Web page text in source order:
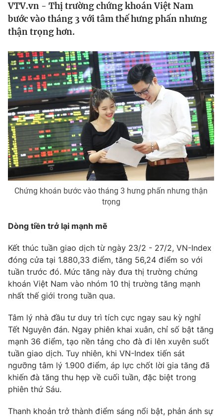
Thế giới
Tin tức
Thế giới đó đây
Câu chuyện quốc tế
Kinh tế
Tài chính
Thị trường
Góc doanh nghiệp
Dữ liệu và đời sống
Truyền hình
Phim VTV
Hậu trường
Nhân vật
Khán giả
Giải sao mai
Giải trí
Điện ảnh
Âm nhạc
Sao
Đời sống
Du lịch
Làm đẹp
Giáo dục
Học trực tuyến
Hitech Công nghệ tương lai
Sản phẩm
Thị trường
Tư vấn
Lịch phát sóng
Emagazine Podcast
Photo Infographic
Video Shorts video
VTV Money VTV Thể thao
VTV.vn - Thị trường chứng khoán Việt Nam
bước vào tháng 3 với tâm thế hưng phấn nhưng
thận trọng hơn.
Chứng khoán bước vào tháng 3 hưng phấn nhưng thận
trọng
Dòng tiền trở lại mạnh mẽ
Kết thúc tuần giao dịch từ ngày 23/2 - 27/2, VN-Index
đóng cửa tại 1.880,33 điểm, tăng 56,24 điểm so với
tuần trước đó. Mức tăng này đưa thị trường chứng
khoán Việt Nam vào nhóm 10 thị trường tăng mạnh
nhất thế giới trong tuần qua.
Tâm lý nhà đầu tư duy trì tích cực ngay sau kỳ nghỉ
Tết Nguyên đán. Ngay phiên khai xuân, chỉ số bật tăng
mạnh 36 điểm, tạo nền tảng cho đà đi lên xuyên suốt
tuần giao dịch. Tuy nhiên, khi VN-Index tiến sát
ngưỡng tâm lý 1.900 điểm, áp lực chốt lời gia tăng đã
khiến đà tăng thu hẹp về cuối tuần, đặc biệt trong
phiên thứ Sáu.
Thanh khoản trở thành điểm sáng nổi bật, phản ánh sự